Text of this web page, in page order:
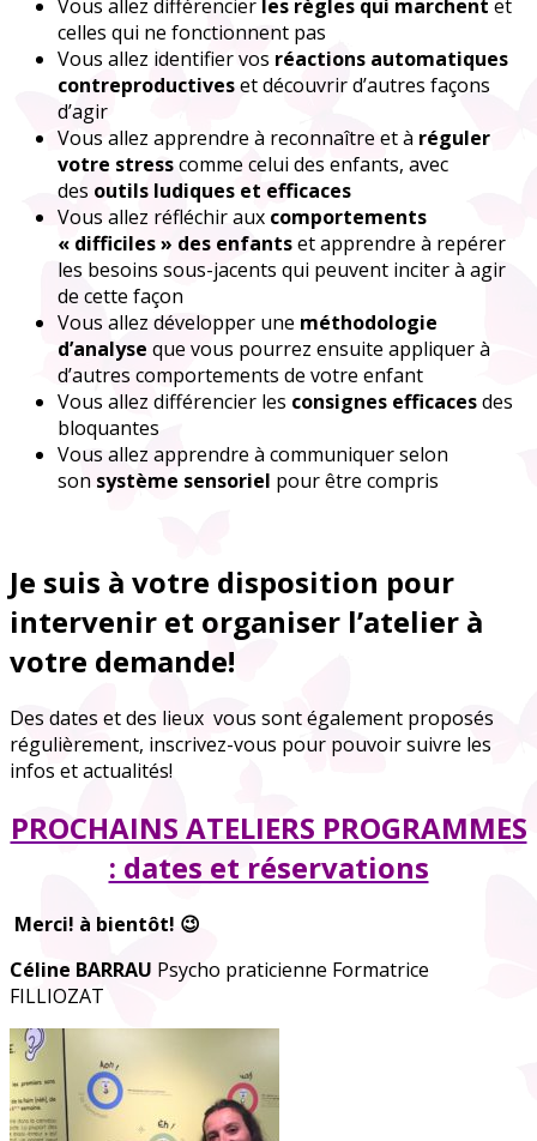
Vous allez différencier les règles qui marchent et
celles qui ne fonctionnent pas
Vous allez identifier vos réactions automatiques
contreproductiveset découvrir d’autres façons
d’agir
Vous allez apprendre à reconnaître et à réguler
votre stresscomme celui des enfants, avec
des outils ludiques et efficaces
Vous allez réfléchir aux comportements
« difficiles » des enfantset apprendre à repérer
les besoins sous-jacents qui peuvent inciter à agir
de cette façon
Vous allez développer une méthodologie
d’analyse que vous pourrez ensuite appliquer à
d’autres comportements de votre enfant
Vous allez différencier les consignes efficacesdes
bloquantes
Vous allez apprendre à communiquer selon
son système sensoriel pour être compris
Je suis à votre disposition pour
intervenir et organiser l’atelier à
votre demande!
Des dates et des lieux vous sont également proposés
régulièrement, inscrivez-vous pour pouvoir suivre les
infos et actualités!
PROCHAINS ATELIERS PROGRAMMES
: dates et réservations
Merci! à bientôt! 😉
Céline BARRAU Psycho praticienne Formatrice
FILLIOZAT